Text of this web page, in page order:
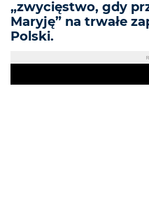
„zwycięstwo, gdy
Maryję” na trwałe
Polski.